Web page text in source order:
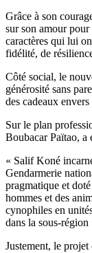
Grâce à son
sur son amour pour
caractères qui lui
fidélité, de
Côté social, le
générosité sans
des cadeaux
Sur le plan
Boubacar Païtao, a
« Salif Koné
Gendarmerie
pragmatique et
hommes et des
cynophiles en
dans la sous-région
Justement, le